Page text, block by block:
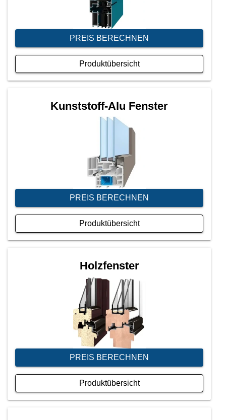
PREIS BERECHNEN
Produktübersicht
Kunststoff-Alu Fenster
PREIS BERECHNEN
Produktübersicht
Holzfenster
PREIS BERECHNEN
Produktübersicht